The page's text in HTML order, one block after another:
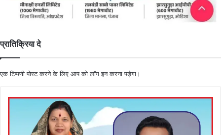
प्रातिक्रिया दे
एक टिप्पणी पोस्ट करने के लिए आप कोलॉग इनकरना पड़ेगा।